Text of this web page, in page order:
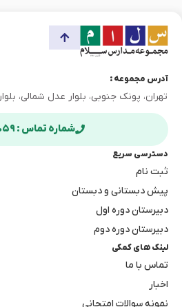
آدرس مجموعه :
تهران، پونک جنوبی، بلوار عدل شمالی،
شماره تماس : ۷۱۰۵۹-۰۲۱
دسترسی سریع
ثبت نام
پیش دبستانی و دبستان
دبیرستان دوره اول
دبیرستان دوره دوم
لینک های کمکی
تماس با ما
اخبار
نمونه سوالات امتحانی